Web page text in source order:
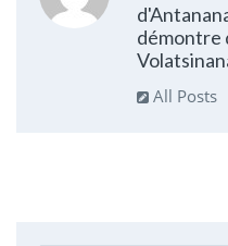
démontre
All Posts